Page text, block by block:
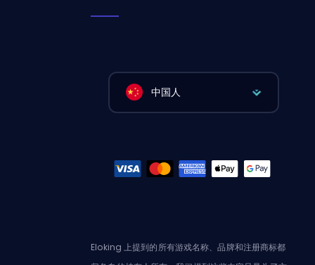
中国人
Eloking 上提到的所有游戏名称、品牌和注册商标都